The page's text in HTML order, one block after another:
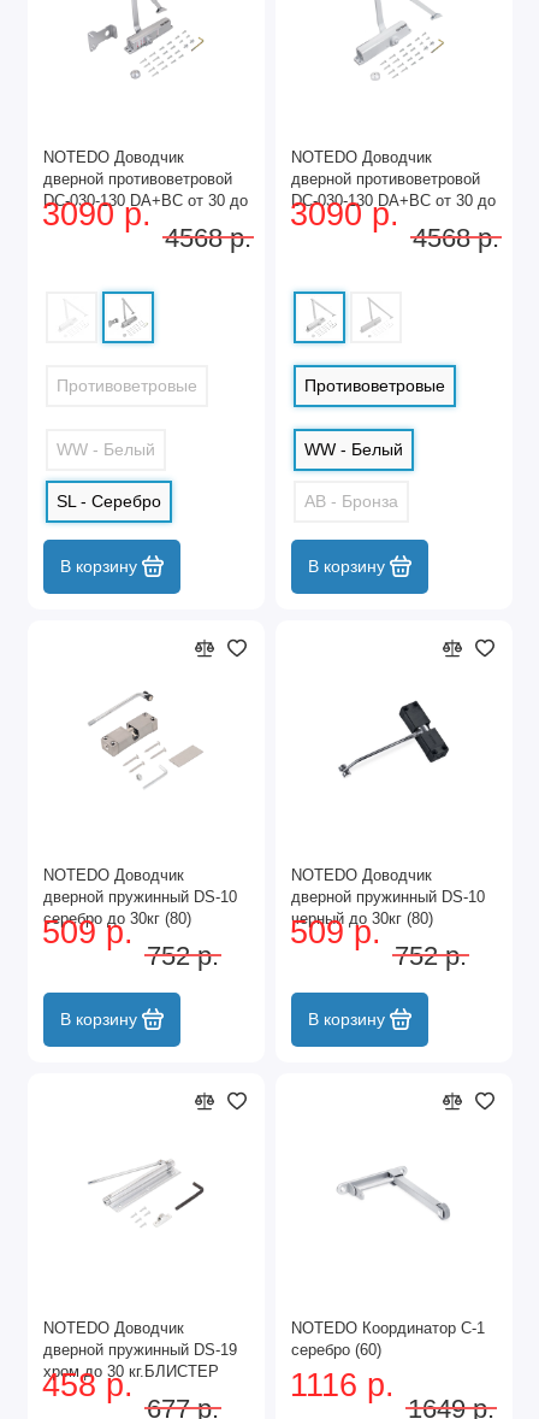
NOTEDO Доводчик
дверной противоветровой
DC-030-130 DA+BC от 30 до
130кг серебро (10)
3090 р.
4568 р.
Противоветровые
WW - Белый
SL - Серебро
В корзину
NOTEDO Доводчик
дверной противоветровой
DC-030-130 DA+BC от 30 до
130кг белый (10)
3090 р.
4568 р.
Противоветровые
WW - Белый
AB - Бронза
В корзину
NOTEDO Доводчик
дверной пружинный DS-10
серебро до 30кг (80)
509 р.
752 р.
В корзину
NOTEDO Доводчик
дверной пружинный DS-10
черный до 30кг (80)
509 р.
752 р.
В корзину
NOTEDO Доводчик
дверной пружинный DS-19
хром до 30 кг.БЛИСТЕР
(60)
458 р.
677 р.
NOTEDO Координатор C-1
серебро (60)
1116 р.
1649 р.